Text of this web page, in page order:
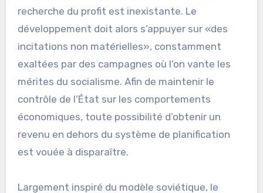
recherche du profit est inexistante. Le
développement doit alors s’appuyer sur «des
incitations non matérielles», constamment
exaltées par des campagnes où l’on vante les
mérites du socialisme. Afin de maintenir le
contrôle de l’État sur les comportements
économiques, toute possibilité d’obtenir un
revenu en dehors du système de planification
est vouée à disparaître.
Largement inspiré du modèle soviétique, le